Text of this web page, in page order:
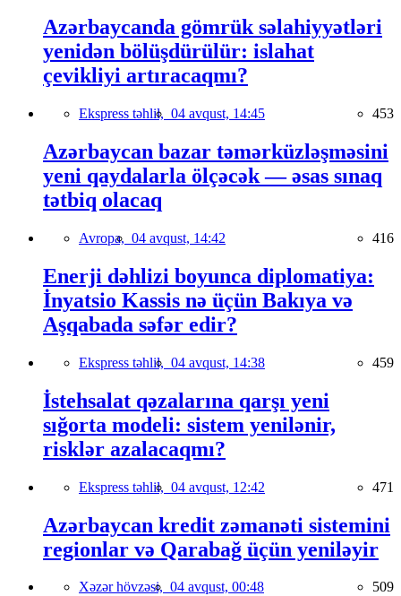
Azərbaycanda gömrük səlahiyyətləri
yenidən bölüşdürülür: islahat
çevikliyi artıracaqmı?
Ekspress təhlil, 04 avqust, 14:45 453
Azərbaycan bazar təmərküzləşməsini
yeni qaydalarla ölçəcək — əsas sınaq
tətbiq olacaq
Avropa, 04 avqust, 14:42 416
Enerji dəhlizi boyunca diplomatiya:
İnyatsio Kassis nə üçün Bakıya və
Aşqabada səfər edir?
Ekspress təhlil, 04 avqust, 14:38 459
İstehsalat qəzalarına qarşı yeni
sığorta modeli: sistem yenilənir,
risklər azalacaqmı?
Ekspress təhlil, 04 avqust, 12:42 471
Azərbaycan kredit zəmanəti sistemini
regionlar və Qarabağ üçün yeniləyir
Xəzər hövzəsi, 04 avqust, 00:48 509